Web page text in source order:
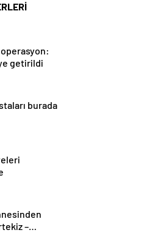
operasyon:
getirildi
burada
–